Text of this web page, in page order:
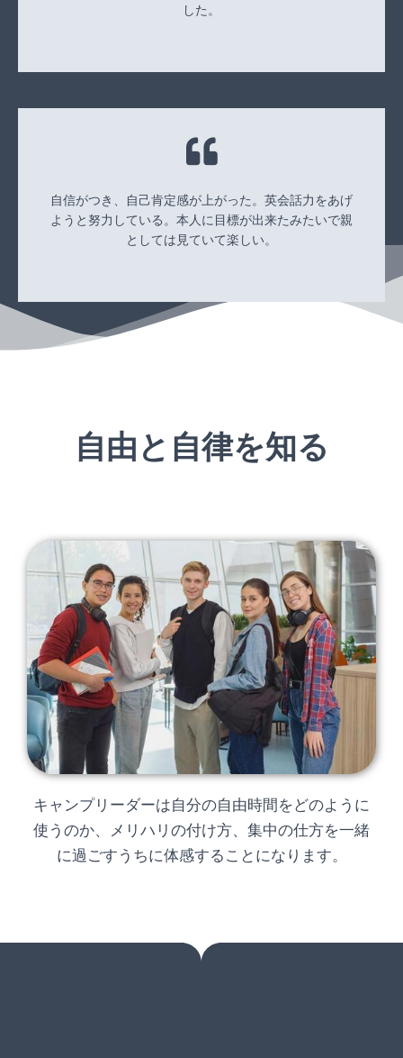
した。
自信がつき、自己肯定感が上がった。英会話力をあげ
ようと努力している。本人に目標が出来たみたいで親
としては見ていて楽しい。
自由と自律を知る
キャンプリーダーは自分の自由時間をどのように
使うのか、メリハリの付け方、集中の仕方を一緒
に過ごすうちに体感することになります。